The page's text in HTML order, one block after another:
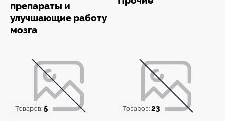
препараты и
улучшающие работу
мозга
Товаров: 5 Товаров: 23